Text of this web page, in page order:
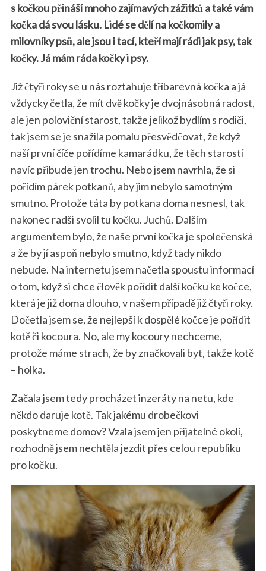
s kočkou přináší mnoho zajímavých zážitků a také vám
kočka dá svou lásku. Lidé se dělí na kočkomily a
milovníky psů, ale jsou i tací, kteří mají rádi jak psy, tak
kočky. Já mám ráda kočky i psy.
Již čtyři roky se u nás roztahuje tříbarevná kočka a já
vždycky četla, že mít dvě kočky je dvojnásobná radost,
ale jen poloviční starost, takže jelikož bydlím s rodiči,
tak jsem se je snažila pomalu přesvědčovat, že když
naší první číče pořídíme kamarádku, že těch starostí
navíc přibude jen trochu. Nebo jsem navrhla, že si
pořídím párek potkanů, aby jim nebylo samotným
smutno. Protože táta by potkana doma nesnesl, tak
nakonec radši svolil tu kočku. Juchů. Dalším
argumentem bylo, že naše první kočka je společenská
a že by jí aspoň nebylo smutno, když tady nikdo
nebude. Na internetu jsem načetla spoustu informací
o tom, když si chce člověk pořídit další kočku ke kočce,
která je již doma dlouho, v našem případě již čtyři roky.
Dočetla jsem se, že nejlepší k dospělé kočce je pořídit
kotě či kocoura. No, ale my kocoury nechceme,
protože máme strach, že by značkovali byt, takže kotě
– holka.
Začala jsem tedy procházet inzeráty na netu, kde
někdo daruje kotě. Tak jakému drobečkovi
poskytneme domov? Vzala jsem jen přijatelné okolí,
rozhodně jsem nechtěla jezdit přes celou republiku
pro kočku.